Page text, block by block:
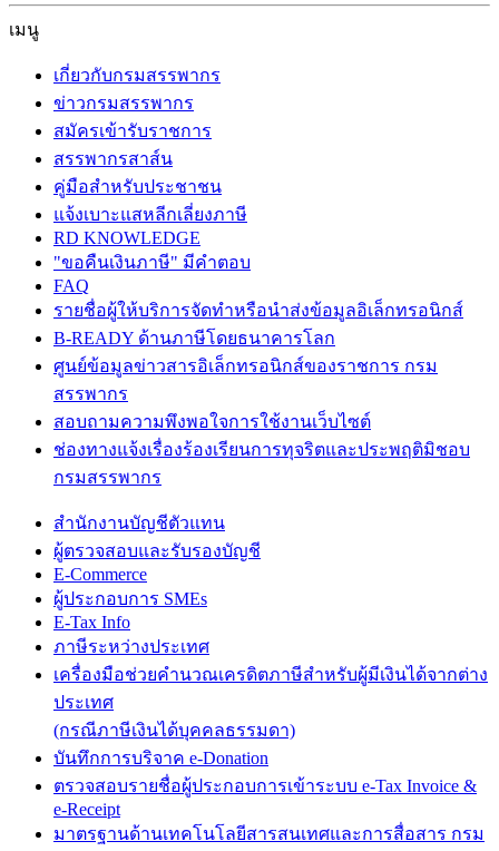
เมนู
เกี่ยวกับกรมสรรพากร
ข่าวกรมสรรพากร
สมัครเข้ารับราชการ
สรรพากรสาส์น
คู่มือสำหรับประชาชน
แจ้งเบาะแสหลีกเลี่ยงภาษี
RD KNOWLEDGE
"ขอคืนเงินภาษี" มีคำตอบ
FAQ
รายชื่อผู้ให้บริการจัดทำหรือนำส่งข้อมูลอิเล็กทรอนิกส์
B-READY ด้านภาษีโดยธนาคารโลก
ศูนย์ข้อมูลข่าวสารอิเล็กทรอนิกส์ของราชการ กรม
สรรพากร
สอบถามความพึงพอใจการใช้งานเว็บไซต์
ช่องทางแจ้งเรื่องร้องเรียนการทุจริตและประพฤติมิชอบ
กรมสรรพากร
สำนักงานบัญชีตัวแทน
ผู้ตรวจสอบและรับรองบัญชี
E-Commerce
ผู้ประกอบการ SMEs
E-Tax Info
ภาษีระหว่างประเทศ
เครื่องมือช่วยคำนวณเครดิตภาษีสำหรับผู้มีเงินได้จากต่าง
ประเทศ
(กรณีภาษีเงินได้บุคคลธรรมดา)
บันทึกการบริจาค e-Donation
ตรวจสอบรายชื่อผู้ประกอบการเข้าระบบ e-Tax Invoice &
e-Receipt
มาตรฐานด้านเทคโนโลยีสารสนเทศและการสื่อสาร กรม